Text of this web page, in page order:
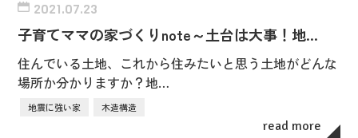
2021.07.23
子育てママの家づくりnote～土台は大事！地…
住んでいる土地、これから住みたいと思う土地がどんな
場所か分かりますか？地…
地震に強い家 木造構造
read more